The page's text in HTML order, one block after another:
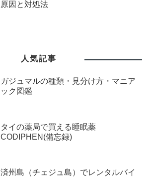
原因と対処法
人気記事
ガジュマルの種類・見分け方・マニア
ック図鑑
タイの薬局で買える睡眠薬
CODIPHEN(備忘録)
済州島（チェジュ島）でレンタルバイ